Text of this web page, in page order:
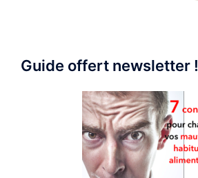
Guide offert newsletter !